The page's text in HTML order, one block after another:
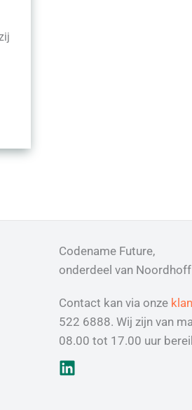
Codename Future,
onderdeel van Noordhoff
Contact kan via onze
522 6888. Wij zijn van
08.00 tot 17.00 uur